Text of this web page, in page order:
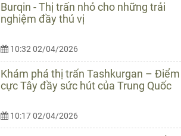
Burqin - Thị trấn nhỏ cho những trải
nghiệm đầy thú vị
10:32 02/04/2026
Khám phá thị trấn Tashkurgan – Điểm
cực Tây đầy sức hút của Trung Quốc
10:17 02/04/2026